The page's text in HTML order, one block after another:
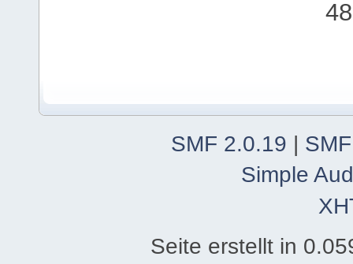
SMF 2.0.19 |
Simple
Seite erstellt in